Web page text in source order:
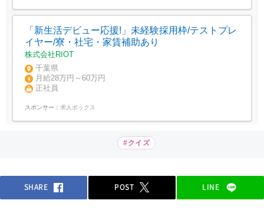
「新生活デビュー応援!」未経験採用枠/テストプレ
イヤー/寮・社宅・家賃補助あり
株式会社RIOT
千葉県
月給28万円～60万円
正社員
スポンサー： 求人ボックス
#クイズ
SHARE POST LINE